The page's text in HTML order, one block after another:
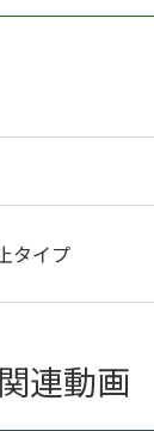
タイプ
関連動画